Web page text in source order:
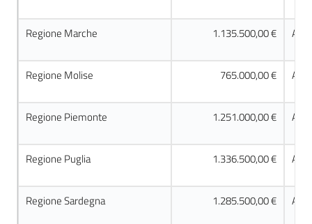
Regione Marche 1.135.500,00 €
Regione Molise 765.000,00 €
Regione Piemonte 1.251.000,00 €
Regione Puglia 1.336.500,00 €
Regione Sardegna 1.285.500,00 €